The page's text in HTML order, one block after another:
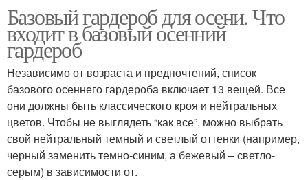
Базовый гардероб для осени. Что
входит в базовый осенний
гардероб
Независимо от возраста и предпочтений, список
базового осеннего гардероба включает 13 вещей. Все
они должны быть классического кроя и нейтральных
цветов. Чтобы не выглядеть “как все”, можно выбрать
свой нейтральный темный и светлый оттенки (например,
черный заменить темно-синим, а бежевый – светло-
серым) в зависимости от.